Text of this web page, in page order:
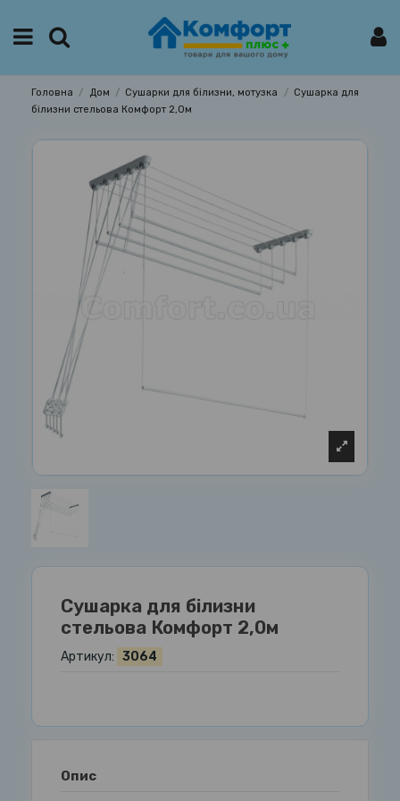
Головна Дом Сушарки для білизни, мотузка
Сушарка для
білизни стельова Комфорт 2,0м
Сушарка для білизни
стельова Комфорт 2,0м
Артикул: 3064
Опис